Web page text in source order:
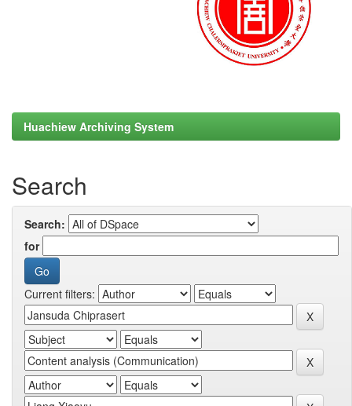
Huachiew Archiving System
Search
Search:
for
Current filters: